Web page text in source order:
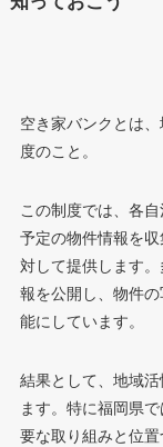
空き家バンクとは
度のこと。
この制度では、各
予定の物件情報を
対して提供します
報を公開し、物件
能にしています。
結果として、地域
ます。特に福岡県
要な取り組みと位置